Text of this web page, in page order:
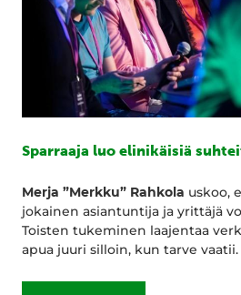
Sparraaja luo elinikäisiä
Merja ”Merkku” Rahkola uskoo,
jokainen asiantuntija ja yrittäjä
Toisten tukeminen laajentaa
apua juuri silloin, kun tarve vaatii.